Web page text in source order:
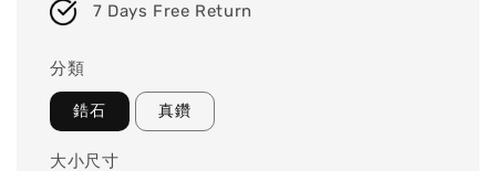
7 Days Free Return
分類
鋯石 真鑽
大小尺寸